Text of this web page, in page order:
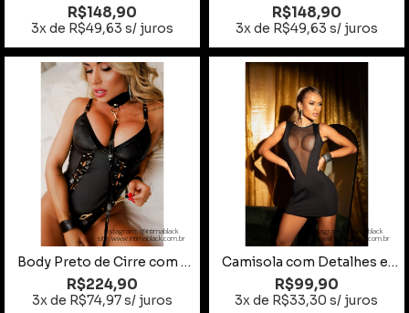
R$148,90
3x de R$49,63 s/ juros
R$148,90
3x de R$49,63 s/ juros
instagram: @intimablack
site: www.intimablack.com.br
Body Preto de Cirre com Detalhes em Couro Tamanho M
R$224,90
3x de R$74,97 s/ juros
instagram: @intimablack
site: www.intimablack.com.br
Camisola com Detalhes em Tule
R$99,90
3x de R$33,30 s/ juros